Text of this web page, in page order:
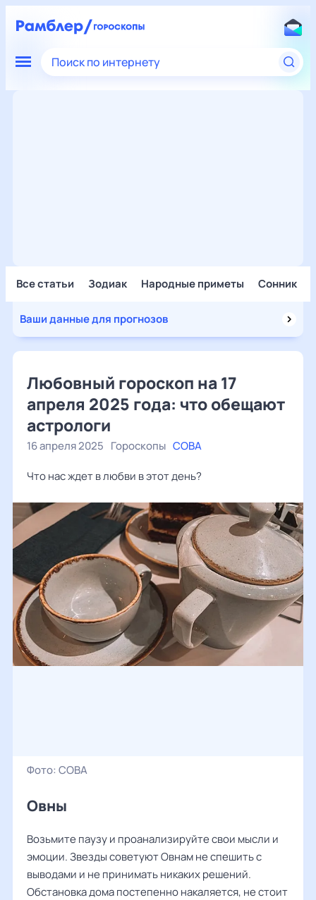
Поиск по интернету
Все статьи Зодиак Народные приметы Сонник
Ваши данные для прогнозов
Любовный гороскоп на 17
апреля 2025 года: что обещают
астрологи
16 апреля 2025 Гороскопы СОВА
Что нас ждет в любви в этот день?
Фото: СОВА
Овны
Возьмите паузу и проанализируйте свои мысли и
эмоции. Звезды советуют Овнам не спешить с
выводами и не принимать никаких решений.
Обстановка дома постепенно накаляется, не стоит